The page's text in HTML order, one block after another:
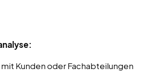
Kunden oder Fachabteilungen